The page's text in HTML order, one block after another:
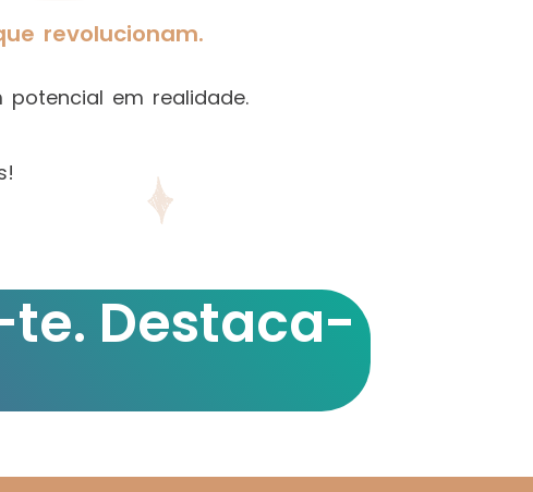
revolucionam.
em realidade.
Destaca-